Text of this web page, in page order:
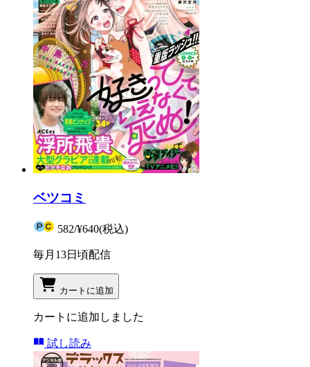
ベツコミ
582/¥640(税込)
毎月13日頃配信
カートに追加
カートに追加しました
試し読み